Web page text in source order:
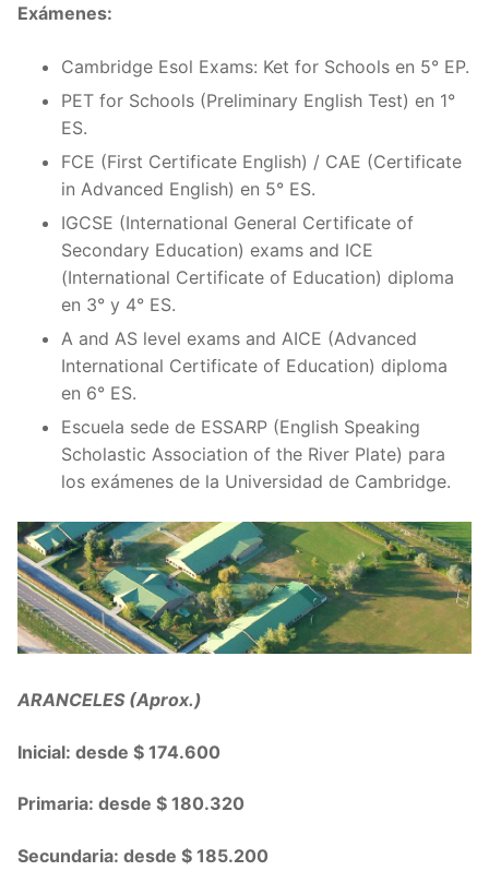
Exámenes:
Cambridge Esol Exams: Ket for Schools en 5° EP.
PET for Schools (Preliminary English Test) en 1°
ES.
FCE (First Certificate English) / CAE (Certificate
in Advanced English) en 5° ES.
IGCSE (International General Certificate of
Secondary Education) exams and ICE
(International Certificate of Education) diploma
en 3° y 4° ES.
A and AS level exams and AICE (Advanced
International Certificate of Education) diploma
en 6° ES.
Escuela sede de ESSARP (English Speaking
Scholastic Association of the River Plate) para
los exámenes de la Universidad de Cambridge.
ARANCELES (Aprox.)
Inicial: desde $ 174.600
Primaria: desde $ 180.320
Secundaria: desde $ 185.200